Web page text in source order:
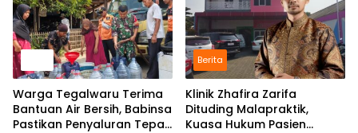
Warga Tegalwaru Terima
Bantuan Air Bersih, Babinsa
Pastikan Penyaluran Tepat
Berita
Klinik Zhafira Zarifa
Dituding Malapraktik,
Kuasa Hukum Pasien